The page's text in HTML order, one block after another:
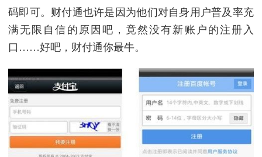
码即可。财付通也许是因为他们对自身用户普及率充
满无限自信的原因吧，竟然没有新账户的注册入
口……好吧，财付通你最牛。